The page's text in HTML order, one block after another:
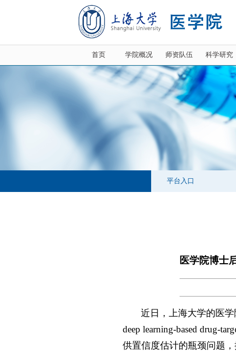
首页 学院概况 师资队伍 科学研究
平台入口
医学院博士
近日，上海大学的医
deep learning-based drug-
供置信度估计的瓶颈问题